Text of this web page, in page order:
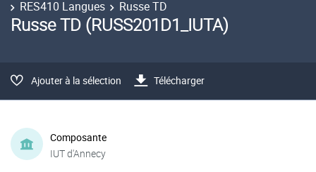
RES410 Langues
Russe TD
Russe TD (RUSS201D1_IUTA)
Ajouter à la sélection Télécharger
Composante
IUT d'Annecy